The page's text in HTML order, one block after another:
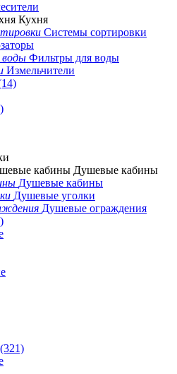
Кухня
Системы сортировки
Фильтры для воды
Измельчители
кабины Душевые кабины
Душевые кабины
Душевые уголки
Душевые ограждения
(321)